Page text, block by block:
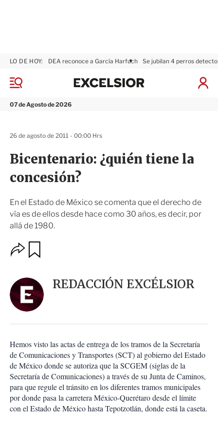
M
n
07 de Agosto de 2026
LO DE HOY: DEA reconoce a García Harfuch Se jubilan 4 perros
I
x
Bicentenario: ¿quién tiene la
concesión?
En el Estado de México se comenta que el derecho de
vía es de ellos desde hace como 30 años, es decir, por
allá de 1980.
26 de agosto de 2011 - 00:00 Hrs
O
p
n
e
s
o
m
p
a
r
t
i
r
a
r
REDACCIÓN EXCÉLSIOR
Hemos visto las actas de entrega de los tramos de la Secretaría
de Comunicaciones y Transportes (SCT) al gobierno del Estado
de México donde se autoriza que la SCGEM (siglas de la
Secretaría de Comunicaciones) a través de su Junta de Caminos,
para que regule el tránsito en los diferentes tramos municipales
por donde pasa la carretera México-Querétaro desde el límite
con el Estado de México hasta Tepotzotlán, donde está la caseta.